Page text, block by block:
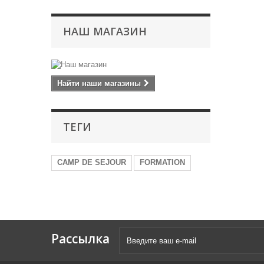
НАШ МАГАЗИН
Найти наши магазины
ТЕГИ
CAMP DE SEJOUR FORMATION
Рассылка